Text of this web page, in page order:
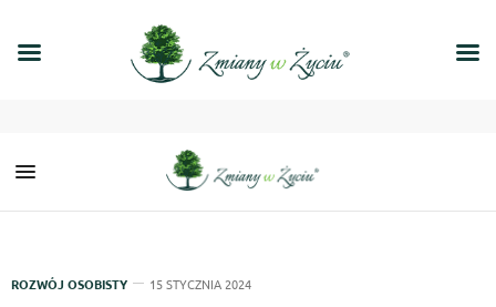
ROZWÓJ OSOBISTY 15 STYCZNIA 2024